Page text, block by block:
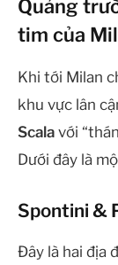
Quảng
tim của
Khi tới Milan
khu vực lân
Scala với
Dưới đây là
Spontini &
Đây là hai địa